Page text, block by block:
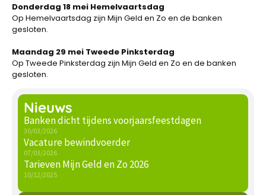
Donderdag 18 mei Hemelvaartsdag
Op Hemelvaartsdag zijn Mijn Geld en Zo en de banken
gesloten.
Maandag 29 mei Tweede Pinksterdag
Op Tweede Pinksterdag zijn Mijn Geld en Zo en de banken
gesloten.
Nieuws
Banken dicht tijdens voorjaarsfeestdagen
30/03/2026
Vacature bewindvoerder
07/03/2026
Tarieven Mijn Geld en Zo 2026
10/12/2025